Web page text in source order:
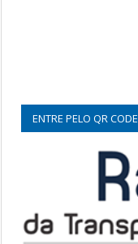
ENTRE PELO QR CODE